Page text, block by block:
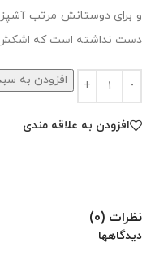
و براى دوستانش‏ مرتب
دست نداشته است که اشکش‏
افزودن به
افزودن به علاقه مندی
نظرات (0)
دیدگاهها